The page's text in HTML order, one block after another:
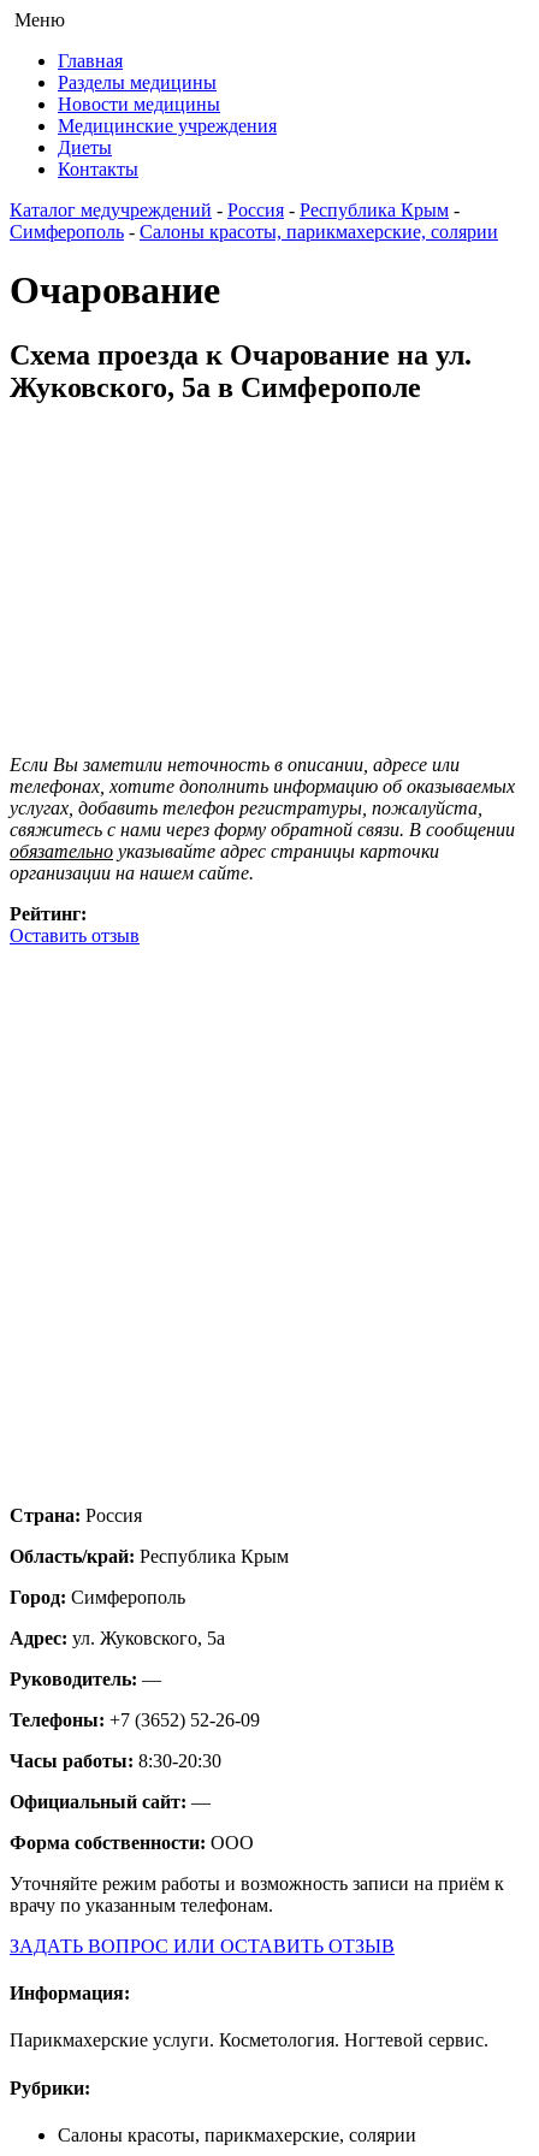
Меню
Главная
Разделы медицины
Новости медицины
Медицинские учреждения
Диеты
Контакты
Каталог медучреждений - Россия - Республика Крым -
Симферополь - Салоны красоты, парикмахерские, солярии
Очарование
Схема проезда к Очарование на ул.
Жуковского, 5а в Симферополе
Если Вы заметили неточность в описании, адресе или
телефонах, хотите дополнить информацию об оказываемых
услугах, добавить телефон регистратуры, пожалуйста,
свяжитесь с нами через форму обратной связи. В сообщении
обязательно указывайте адрес страницы карточки
организации на нашем сайте.
Рейтинг:
Оставить отзыв
Страна: Россия
Область/край: Республика Крым
Город: Симферополь
Адрес: ул. Жуковского, 5а
Руководитель: —
Телефоны: +7 (3652) 52-26-09
Часы работы: 8:30-20:30
Официальный сайт: —
Форма собственности: ООО
Уточняйте режим работы и возможность записи на приём к
врачу по указанным телефонам.
ЗАДАТЬ ВОПРОС ИЛИ ОСТАВИТЬ ОТЗЫВ
Информация:
Парикмахерские услуги. Косметология. Ногтевой сервис.
Рубрики:
Салоны красоты, парикмахерские, солярии